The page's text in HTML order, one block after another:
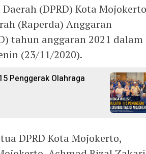
(DPRD) Kota Mojokerto
(Raperda) Anggaran
tahun anggaran 2021 dalam
(23/11/2020).
Penggerak Olahraga
DPRD Kota Mojokerto,